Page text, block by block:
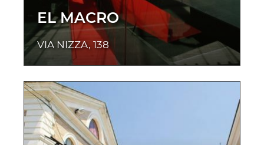
EL MACRO
VIA NIZZA, 138